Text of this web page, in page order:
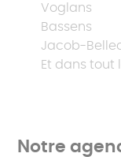
Voglans
Bassens
Jacob-
Et dans tout
Notre